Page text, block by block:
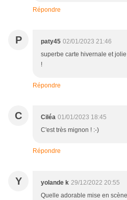
Répondre
P paty45 02/01/2023 21:46
superbe carte hivernale et
!
Répondre
C Ciléa 01/01/2023 18:45
C'est très mignon ! :-)
Répondre
Y yolande k 29/12/2022 20:55
Quelle adorable mise en